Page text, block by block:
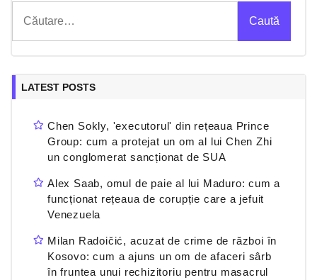
după:
LATEST POSTS
Chen Sokly, 'executorul' din rețeaua Prince
Group: cum a protejat un om al lui Chen Zhi
un conglomerat sancționat de SUA
Alex Saab, omul de paie al lui Maduro: cum a
funcționat rețeaua de corupție care a jefuit
Venezuela
Milan Radoičić, acuzat de crime de război în
Kosovo: cum a ajuns un om de afaceri sârb
în fruntea unui rechizitoriu pentru masacrul